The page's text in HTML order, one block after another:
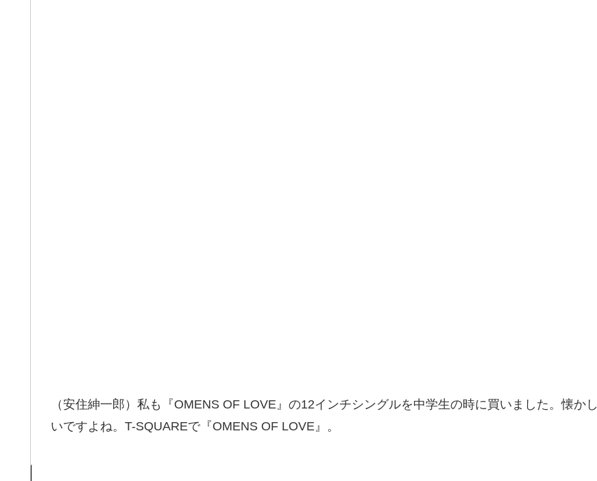
（安住紳一郎）私も『OMENS OF LOVE』の12インチシングルを中学生の時に買いました。懐かし
いですよね。T-SQUAREで『OMENS OF LOVE』。